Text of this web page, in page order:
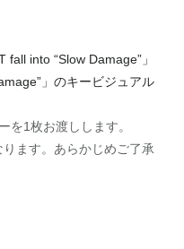
into “Slow Damage”」
」のキービジュアル
1枚お渡しします。
ます。あらかじめご了承